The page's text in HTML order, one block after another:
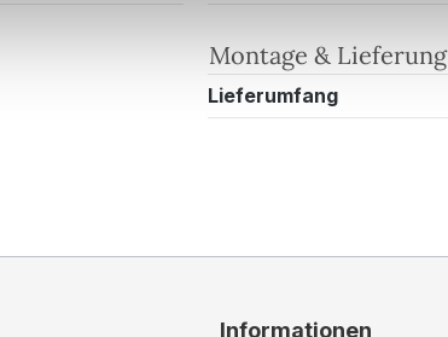
Montage & Lieferung
Lieferumfang
Informationen